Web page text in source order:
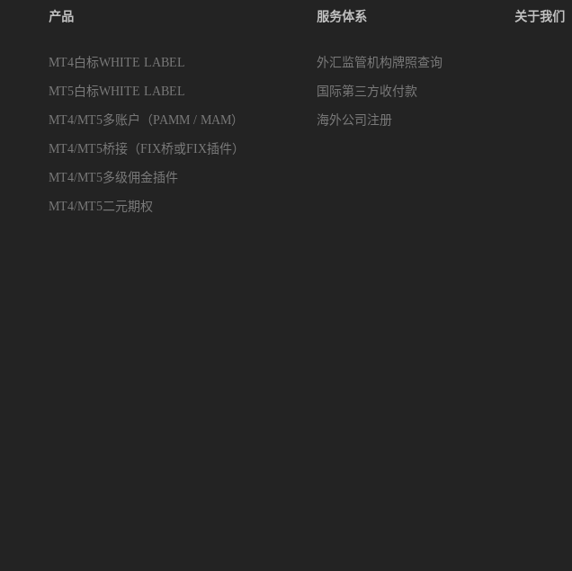
产品
MT4白标WHITE LABEL
MT5白标WHITE LABEL
MT4/MT5多账户（PAMM / MAM）
MT4/MT5桥接（FIX桥或FIX插件）
MT4/MT5多级佣金插件
MT4/MT5二元期权
服务体系
外汇监管机构牌照查询
国际第三方收付款
海外公司注册
关于我们